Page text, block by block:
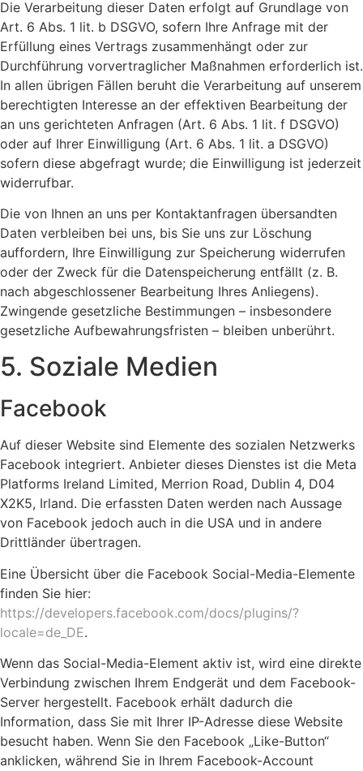
Die Verarbeitung dieser Daten erfolgt auf Grundlage von
Art. 6 Abs. 1 lit. b DSGVO, sofern Ihre Anfrage mit der
Erfüllung eines Vertrags zusammenhängt oder zur
Durchführung vorvertraglicher Maßnahmen erforderlich ist.
In allen übrigen Fällen beruht die Verarbeitung auf unserem
berechtigten Interesse an der effektiven Bearbeitung der
an uns gerichteten Anfragen (Art. 6 Abs. 1 lit. f DSGVO)
oder auf Ihrer Einwilligung (Art. 6 Abs. 1 lit. a DSGVO)
sofern diese abgefragt wurde; die Einwilligung ist jederzeit
widerrufbar.
Die von Ihnen an uns per Kontaktanfragen übersandten
Daten verbleiben bei uns, bis Sie uns zur Löschung
auffordern, Ihre Einwilligung zur Speicherung widerrufen
oder der Zweck für die Datenspeicherung entfällt (z. B.
nach abgeschlossener Bearbeitung Ihres Anliegens).
Zwingende gesetzliche Bestimmungen – insbesondere
gesetzliche Aufbewahrungsfristen – bleiben unberührt.
5. Soziale Medien
Facebook
Auf dieser Website sind Elemente des sozialen Netzwerks
Facebook integriert. Anbieter dieses Dienstes ist die Meta
Platforms Ireland Limited, Merrion Road, Dublin 4, D04
X2K5, Irland. Die erfassten Daten werden nach Aussage
von Facebook jedoch auch in die USA und in andere
Drittländer übertragen.
Eine Übersicht über die Facebook Social-Media-Elemente
finden Sie hier:
https://developers.facebook.com/docs/plugins/?
locale=de_DE.
Wenn das Social-Media-Element aktiv ist, wird eine direkte
Verbindung zwischen Ihrem Endgerät und dem Facebook-
Server hergestellt. Facebook erhält dadurch die
Information, dass Sie mit Ihrer IP-Adresse diese Website
besucht haben. Wenn Sie den Facebook „Like-Button“
anklicken, während Sie in Ihrem Facebook-Account